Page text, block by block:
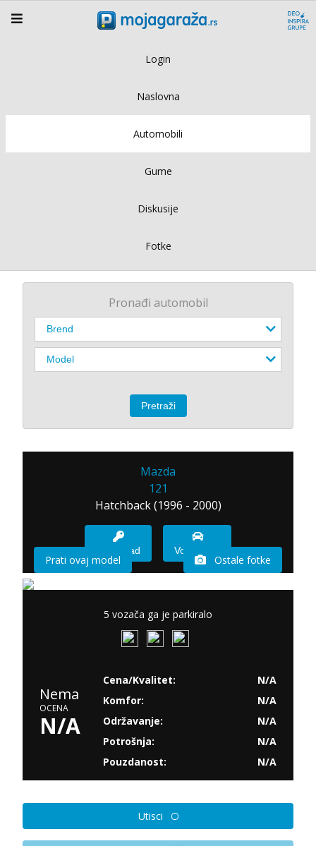
Login
Naslovna
Automobili
Gume
Diskusije
Fotke
Pronađi automobil
Mazda
121
Hatchback (1996 - 2000)
Imam sad Vozio sam
Prati ovaj model Ostale fotke
5 vozača ga je parkiralo
Nema
OCENA
N/A
Cena/Kvalitet:
N/A
Komfor:
N/A
Održavanje:
N/A
Potrošnja:
N/A
Pouzdanost:
N/A
Utisci